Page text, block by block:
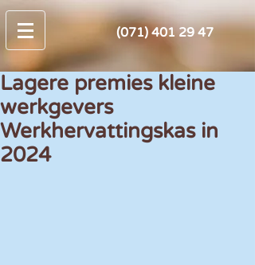
(071) 401 29 47
Lagere premies kleine
werkgevers
Werkhervattingskas in
2024